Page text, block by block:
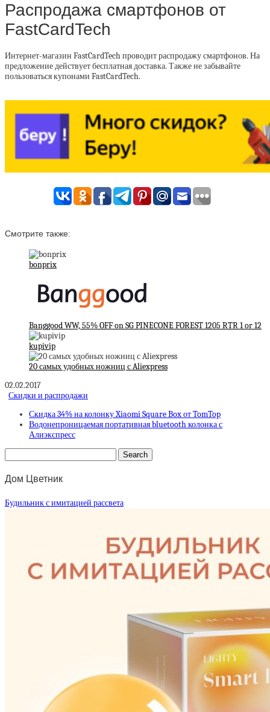
Распродажа смартфонов от
FastCardTech
Интернет-магазин FastCardTech проводит распродажу смартфонов. На
предложение действует бесплатная доставка. Также не забывайте
пользоваться купонами FastCardTech.
Смотрите также:
bonprix
Banggood WW, 55% OFF on SG PINECONE FOREST 1205 RTR 1 or 12
kupivip
20 самых удобных ножниц с Aliexpress
02.02.2017
Скидки и распродажи
Скидка 34% на колонку Xiaomi Square Box от TomTop
Водонепроницаемая портативная bluetooth колонка с
Алиэкспресс
Дом Цветник
Будильник с имитацией рассвета